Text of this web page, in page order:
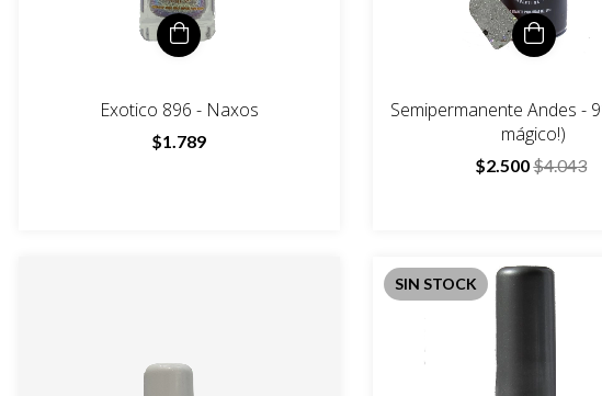
Exotico 896 - Naxos
$1.789
Semipermanente Andes -
mágico!)
$2.500$4.043
SIN STOCK